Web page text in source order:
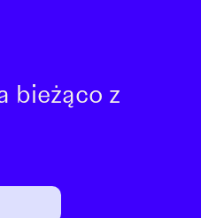
bieżąco z